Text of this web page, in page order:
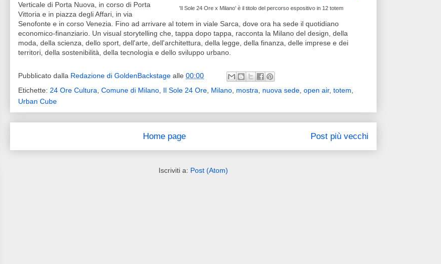
'Il Sole 24 Ore x Milano' è il titolo del percorso espositivo in 12 totem
Verticale di Porta Nuova, in corso di Porta
Vittoria e in piazza degli Affari, in via
Senofonte e in corso Venezia. Fino ad arrivare al totem in viale Sarca, dove ora ha sede il quotidiano
economico-finanziario. Un visual storytelling che, tappa dopo tappa, racconta la Milano del design, della
moda, della scienza, dello sport, dell'arte, dell'architettura, della legge, della finanza, delle imprese e dei
territori, della sostenibilità, della tecnologia e dello sviluppo urbano.
Pubblicato dalla Redazione di GoldenBackstage alle 00:00
Etichette: 24 Ore Cultura, Comune di Milano, Il Sole 24 Ore, Milano, mostra, nuova sede, open air, totem,
Urban Cube
Post più vecchi
Home page
Iscriviti a: Post (Atom)